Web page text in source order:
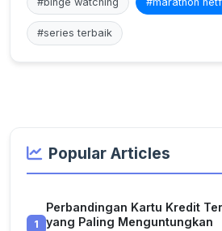
#series terbaik
Popular Articles
1
Perbandingan Kartu Kredit
yang Paling Menguntungkan